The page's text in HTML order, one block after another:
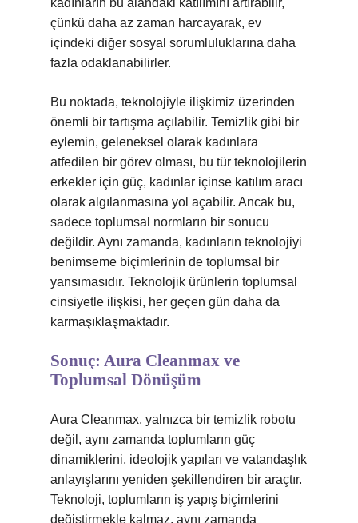
kadınların bu alandaki katılımını artırabilir,
çünkü daha az zaman harcayarak, ev
içindeki diğer sosyal sorumluluklarına daha
fazla odaklanabilirler.
Bu noktada, teknolojiyle ilişkimiz üzerinden
önemli bir tartışma açılabilir. Temizlik gibi bir
eylemin, geleneksel olarak kadınlara
atfedilen bir görev olması, bu tür teknolojilerin
erkekler için güç, kadınlar içinse katılım aracı
olarak algılanmasına yol açabilir. Ancak bu,
sadece toplumsal normların bir sonucu
değildir. Aynı zamanda, kadınların teknolojiyi
benimseme biçimlerinin de toplumsal bir
yansımasıdır. Teknolojik ürünlerin toplumsal
cinsiyetle ilişkisi, her geçen gün daha da
karmaşıklaşmaktadır.
Sonuç: Aura Cleanmax ve
Toplumsal Dönüşüm
Aura Cleanmax, yalnızca bir temizlik robotu
değil, aynı zamanda toplumların güç
dinamiklerini, ideolojik yapıları ve vatandaşlık
anlayışlarını yeniden şekillendiren bir araçtır.
Teknoloji, toplumların iş yapış biçimlerini
değiştirmekle kalmaz, aynı zamanda